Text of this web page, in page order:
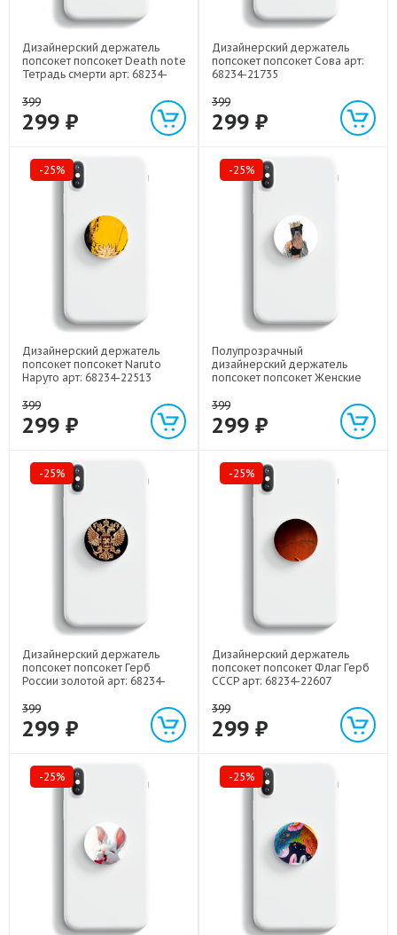
Дизайнерский держатель
попсокет попсокет Death note
Тетрадь смерти арт: 68234-
399
299 ₽
Дизайнерский держатель
попсокет попсокет Сова арт:
68234-21735
399
299 ₽
-25%
Дизайнерский держатель
попсокет попсокет Naruto
Наруто арт: 68234-22513
399
299 ₽
-25%
Полупрозрачный
дизайнерский держатель
попсокет попсокет Женские
399
299 ₽
-25%
Дизайнерский держатель
попсокет попсокет Герб
России золотой арт: 68234-
399
299 ₽
-25%
Дизайнерский держатель
попсокет попсокет Флаг Герб
СССР арт: 68234-22607
399
299 ₽
-25% -25%